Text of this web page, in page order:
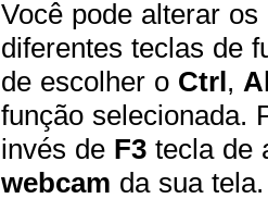
Você pode alterar
diferentes teclas de
de escolher o Ctrl,
função selecionada.
invés de F3 tecla de
webcam da sua